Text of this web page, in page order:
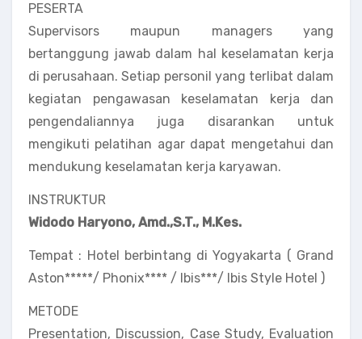
PESERTA
Supervisors maupun managers yang
bertanggung jawab dalam hal keselamatan kerja
di perusahaan. Setiap personil yang terlibat dalam
kegiatan pengawasan keselamatan kerja dan
pengendaliannya juga disarankan untuk
mengikuti pelatihan agar dapat mengetahui dan
mendukung keselamatan kerja karyawan.
INSTRUKTUR
Widodo Haryono, Amd.,S.T., M.Kes.
Tempat : Hotel berbintang di Yogyakarta ( Grand
Aston*****/ Phonix**** / Ibis***/ Ibis Style Hotel )
METODE
Presentation, Discussion, Case Study, Evaluation